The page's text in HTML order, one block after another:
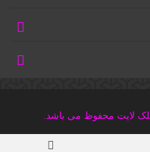
لایت محفوظ می باشد.